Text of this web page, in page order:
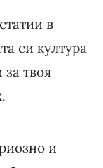
в
си култура
твоя
и